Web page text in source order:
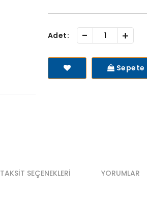
Adet: - +
Sepete
TAKSIT SEÇENEKLERI YORUMLAR